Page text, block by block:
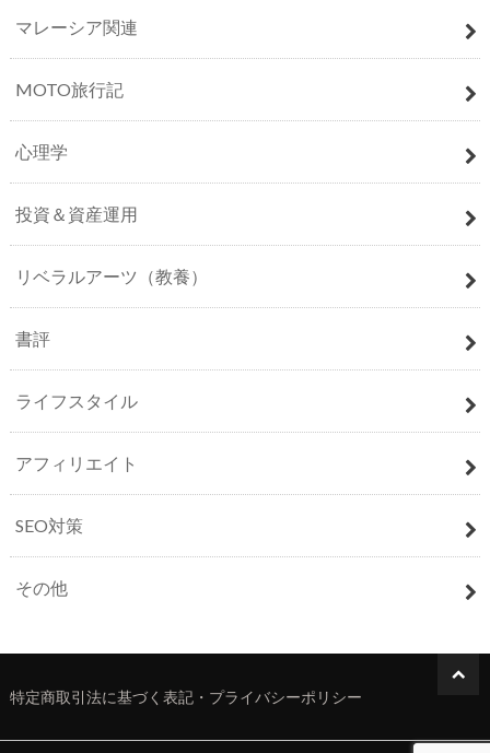
マレーシア関連
MOTO旅行記
心理学
投資＆資産運用
リベラルアーツ（教養）
書評
ライフスタイル
アフィリエイト
SEO対策
その他
特定商取引法に基づく表記・プライバシーポリシー